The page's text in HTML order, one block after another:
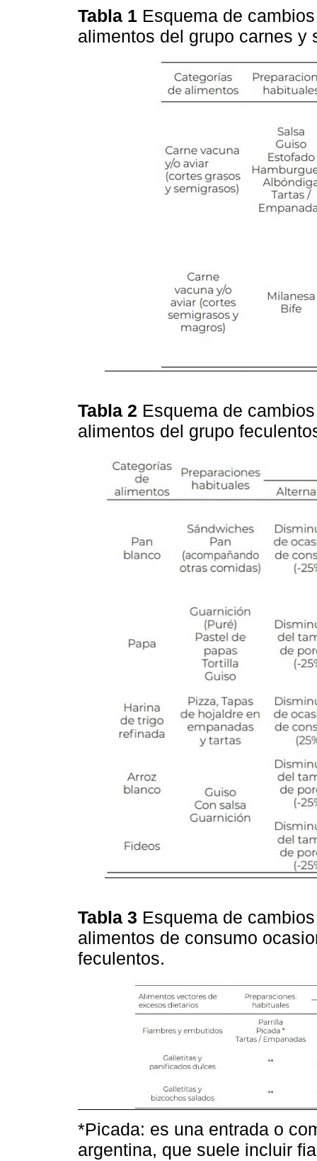
Tabla 1 Esquema de
alimentos del grupo carnes
Tabla 2 Esquema de
alimentos del grupo
Tabla 3 Esquema de
alimentos de consumo
feculentos.
*Picada: es una entrada o
argentina, que suele incluir